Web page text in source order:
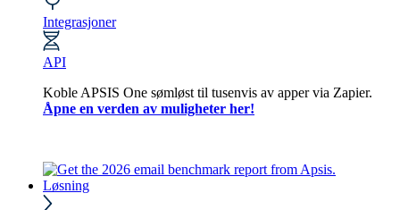
Integrasjoner
API
Koble APSIS One sømløst til tusenvis av apper via Zapier.
Åpne en verden av muligheter her!
Løsning